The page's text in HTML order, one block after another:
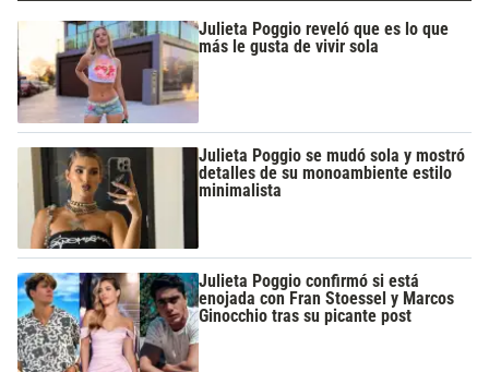
Julieta Poggio reveló que es lo que
más le gusta de vivir sola
Julieta Poggio se mudó sola y mostró
detalles de su monoambiente estilo
minimalista
Julieta Poggio confirmó si está
enojada con Fran Stoessel y Marcos
Ginocchio tras su picante post